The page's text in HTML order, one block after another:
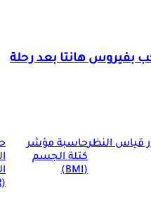
بفيروس هانتا بعد رحلة
قياس النظرحاسبة مؤشر
كتلة الجسم
(BMI)
(BMR)